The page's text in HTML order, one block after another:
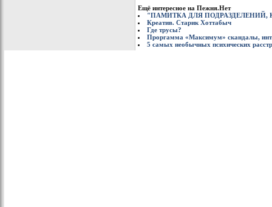
Ещё интересное на Пежня.Нет
"ПАМИТКА ДЛЯ
Креатив. Старик Хоттабыч
Где трусы?
Проргамма «Максимум» скандалы,
5 самых необычных психических